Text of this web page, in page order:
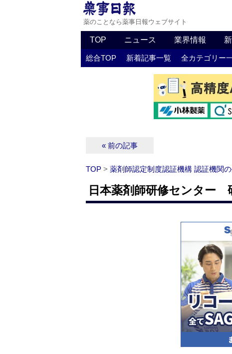
薬のことなら薬事日報ウェブサイト
TOP ニュース 業界情報
総合TOP 新着記事一覧 全カテゴリー
« 前の記事
TOP > 薬剤師認定制度認証機構 認証機関
日本薬剤師研修センター